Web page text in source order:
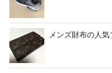
メンズ財布の人